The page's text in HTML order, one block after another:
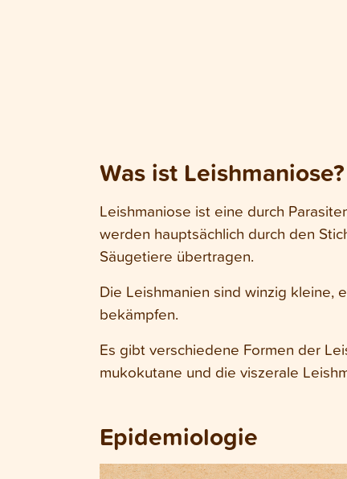
Was ist Leishmaniose?
Leishmaniose ist eine durch
werden hauptsächlich durch den
Säugetiere übertragen.
Die Leishmanien sind winzig kleine,
bekämpfen.
Es gibt verschiedene Formen der
mukokutane und die viszerale
Epidemiologie